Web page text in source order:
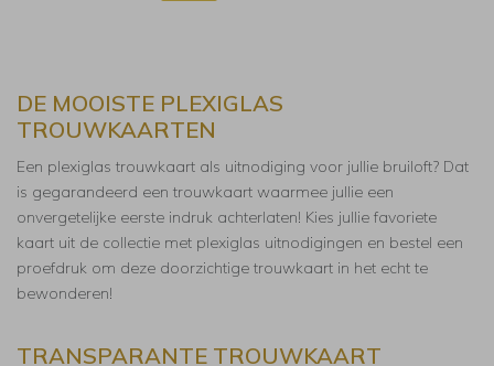
DE MOOISTE PLEXIGLAS
TROUWKAARTEN
Een plexiglas trouwkaart als uitnodiging voor jullie bruiloft? Dat
is gegarandeerd een trouwkaart waarmee jullie een
onvergetelijke eerste indruk achterlaten! Kies jullie favoriete
kaart uit de collectie met plexiglas uitnodigingen en bestel een
proefdruk om deze doorzichtige trouwkaart in het echt te
bewonderen!
TRANSPARANTE TROUWKAART